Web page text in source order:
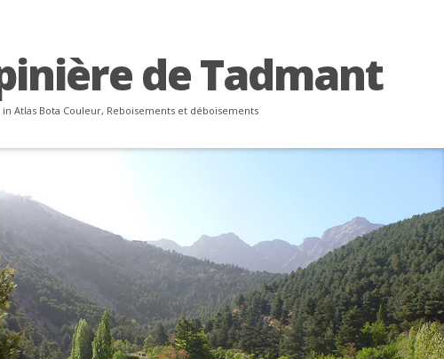
de Tadmant
in Atlas Bota Couleur, Reboisements et déboisements